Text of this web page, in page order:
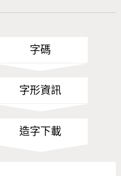
字碼
字形資訊
造字下載